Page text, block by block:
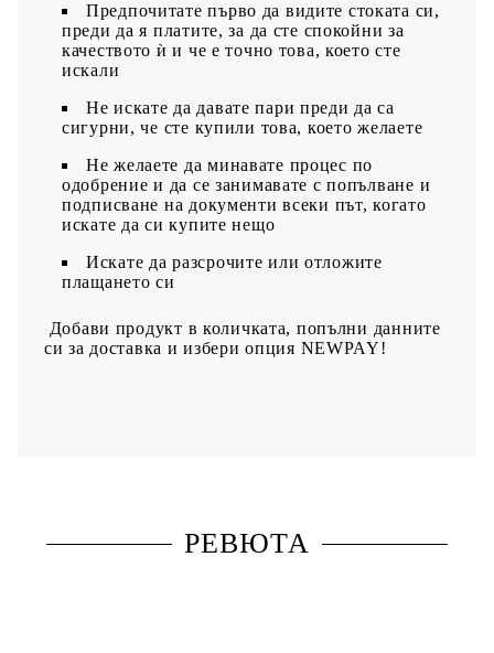
Предпочитате първо да видите стоката си,
преди да я платите, за да сте спокойни за
качеството ѝ и че е точно това, което сте
искали
Не искате да давате пари преди да са
сигурни, че сте купили това, което желаете
Не желаете да минавате процес по
одобрение и да се занимавате с попълване и
подписване на документи всеки път, когато
искате да си купите нещо
Искате да разсрочите или отложите
плащането си
Добави продукт в количката, попълни данните
си за доставка и избери опция NEWPAY!
РЕВЮТА